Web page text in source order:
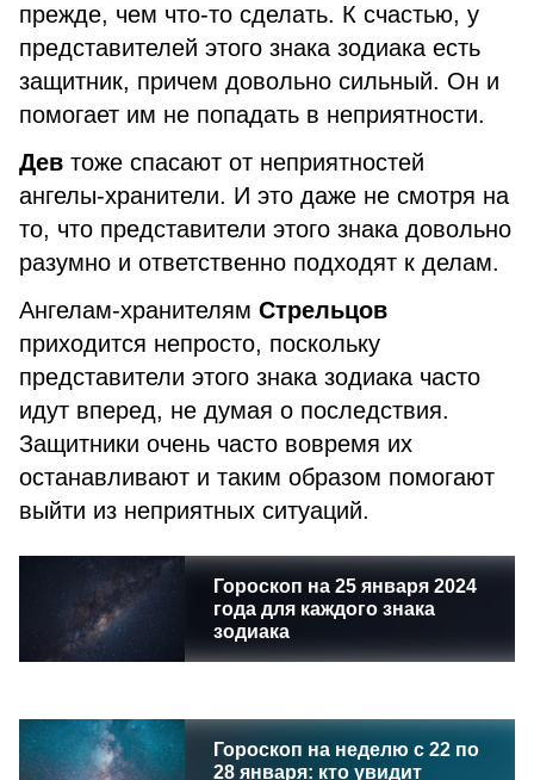
прежде, чем что-то сделать. К счастью, у
представителей этого знака зодиака есть
защитник, причем довольно сильный. Он и
помогает им не попадать в неприятности.
Дев тоже спасают от неприятностей
ангелы-хранители. И это даже не смотря на
то, что представители этого знака довольно
разумно и ответственно подходят к делам.
Ангелам-хранителям Стрельцов
приходится непросто, поскольку
представители этого знака зодиака часто
идут вперед, не думая о последствия.
Защитники очень часто вовремя их
останавливают и таким образом помогают
выйти из неприятных ситуаций.
Гороскоп на 25 января 2024
года для каждого знака
зодиака
Гороскоп на неделю с 22 по
28 января: кто увидит